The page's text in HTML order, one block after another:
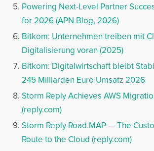
Powering Next-Level Partner
for 2026 (APN Blog, 2026)
Bitkom: Unternehmen treiben mit
Digitalisierung voran (2025)
Bitkom: Digitalwirtschaft bleibt
245 Milliarden Euro Umsatz 2026
Storm Reply Achieves AWS
(reply.com)
Storm Reply Road.MAP — The
Route to the Cloud (reply.com)